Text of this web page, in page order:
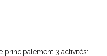
principalement 3 activités: